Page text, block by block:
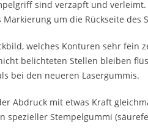
sind verzapft und
um die Rückseite des
welches Konturen sehr fein
belichteten Stellen bleiben
bei den neueren Lasergummis.
Abdruck mit etwas Kraft
Stempelgummi